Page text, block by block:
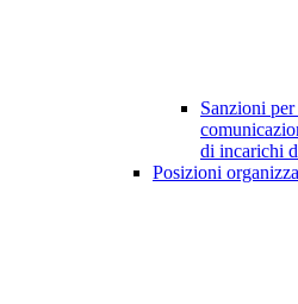
Sanzioni
di incarichi
Posizioni